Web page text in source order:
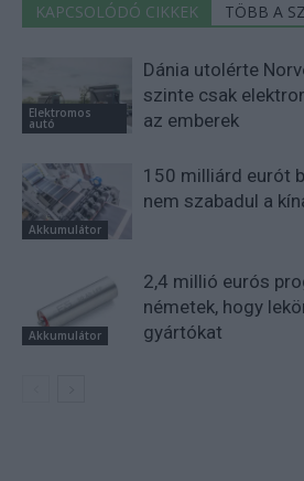
KAPCSOLÓDÓ CIKKEK TÖBB A
Elektromos
autó
Dánia utolérte
szinte csak
az emberek
Akkumulátor
150 milliárd eurót
nem szabadul a
Akkumulátor
2,4 millió eurós
németek, hogy
gyártókat